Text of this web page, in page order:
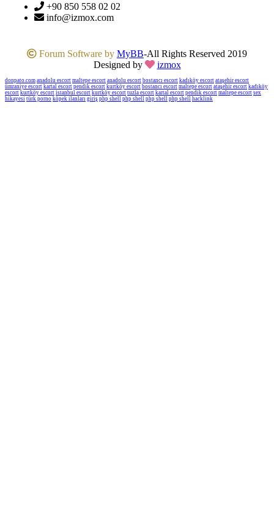
+90 850 558 02 02
info@izmox.com
Forum Software by MyBB-All Rights Reserved 2019
Designed by
izmox
donpato.com anadolu escort maltepe escort anadolu escort bostancı escort kadıköy escort ataşehir escort
ümraniye escort kartal escort pendik escort kurtköy escort bostancı escort maltepe escort ataşehir escort kadıköy
escort kurtköy escort istanbul escort kurtköy escort tuzla escort kartal escort pendik escort maltepe escort sex
hikayesi türk porno köpek ilanları giriş php shell php shell php shell php shell hacklink